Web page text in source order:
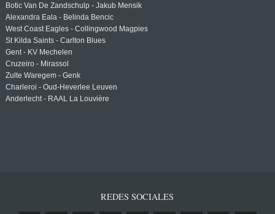
Botic Van De Zandschulp - Jakub Mensik
Alexandra Eala - Belinda Bencic
West Coast Eagles - Collingwood Magpies
St Kilda Saints - Carlton Blues
Gent - KV Mechelen
Cruzeiro - Mirassol
Zulte Waregem - Genk
Charleroi - Oud-Heverlee Leuven
Anderlecht - RAAL La Louvière
REDES SOCIALES